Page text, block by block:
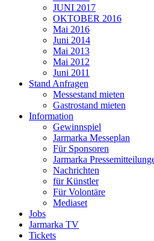
JUNI 2017
OKTOBER 2016
Mai 2016
Juni 2014
Mai 2013
Mai 2012
Juni 2011
Stand Anfragen
Messestand mieten
Gastrostand mieten
Information
Gewinnspiel
Jarmarka Messeplan
Für Sponsoren
Jarmarka
Nachrichten
für Künstler
Für Volontäre
Mediaset
Jobs
Jarmarka TV
Tickets